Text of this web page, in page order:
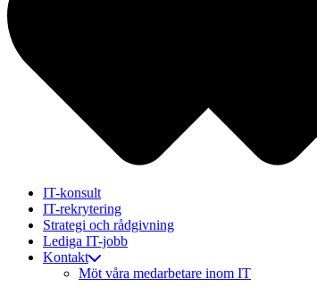
IT-konsult
IT-rekrytering
Strategi och rådgivning
Lediga IT-jobb
Kontakt
Möt våra medarbetare inom IT